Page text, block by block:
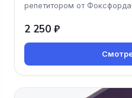
репетитором от
2 250 ₽